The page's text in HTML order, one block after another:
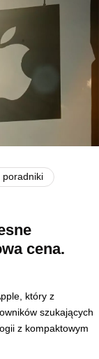
poradniki
cena.
który z
szukających
z kompaktowym